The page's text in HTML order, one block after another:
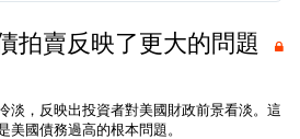
拍賣反映了更大的問題
淡，反映出投資者對美國財政前景看淡。這
美國債務過高的根本問題。